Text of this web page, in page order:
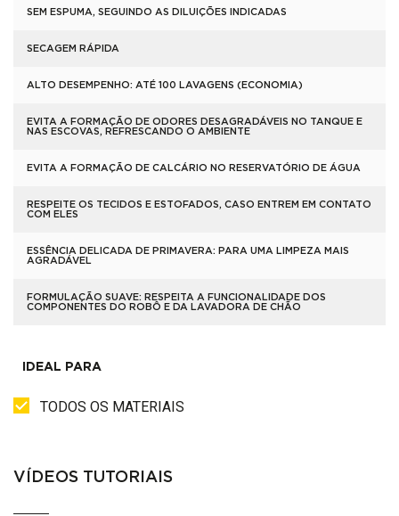
SEM ESPUMA, SEGUINDO AS DILUIÇÕES INDICADAS
SECAGEM RÁPIDA
ALTO DESEMPENHO: ATÉ 100 LAVAGENS (ECONOMIA)
EVITA A FORMAÇÃO DE ODORES DESAGRADÁVEIS NO TANQUE E
NAS ESCOVAS, REFRESCANDO O AMBIENTE
EVITA A FORMAÇÃO DE CALCÁRIO NO RESERVATÓRIO DE ÁGUA
RESPEITE OS TECIDOS E ESTOFADOS, CASO ENTREM EM CONTATO
COM ELES
ESSÊNCIA DELICADA DE PRIMAVERA: PARA UMA LIMPEZA MAIS
AGRADÁVEL
FORMULAÇÃO SUAVE: RESPEITA A FUNCIONALIDADE DOS
COMPONENTES DO ROBÔ E DA LAVADORA DE CHÃO
IDEAL PARA
TODOS OS MATERIAIS
VÍDEOS TUTORIAIS